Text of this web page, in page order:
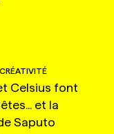
Celsius font
et la
Saputo